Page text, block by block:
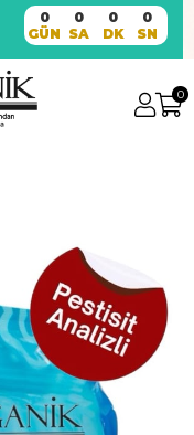
0
GÜN
0
SA
0
DK
0
SN
0